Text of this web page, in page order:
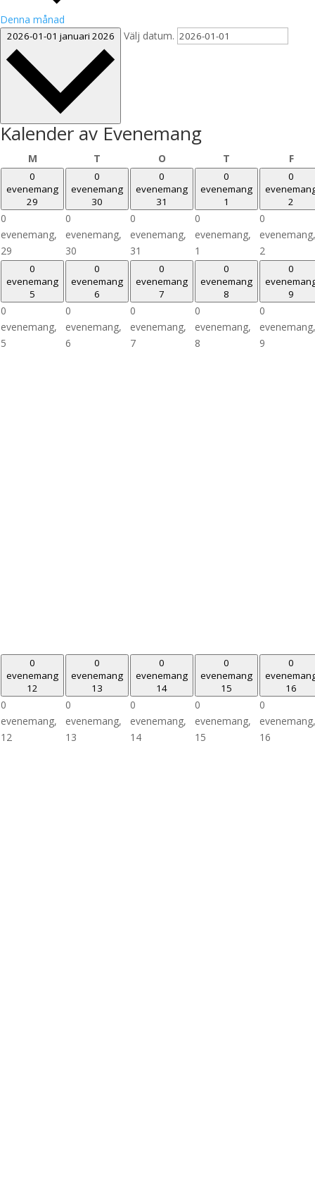
Denna månad
2026-01-01 januari 2026 Välj datum.
Kalender av Evenemang
Mmåndag T Oonsdag T F
0
evenemang
29
0
evenemang,
29
0
evenemang
30
0
evenemang,
30
0
evenemang
31
0
evenemang,
31
0
evenemang
1
0
evenemang,
1
0
2
0
evenemang,
2
0
evenemang
5
0
evenemang,
5
0
evenemang
6
0
evenemang,
6
0
evenemang
7
0
evenemang,
7
0
evenemang
8
0
evenemang,
8
0
9
0
evenemang,
9
0
evenemang
12
0
evenemang,
12
0
evenemang
13
0
evenemang,
13
0
evenemang
14
0
evenemang,
14
0
evenemang
15
0
evenemang,
15
0
16
0
evenemang,
16